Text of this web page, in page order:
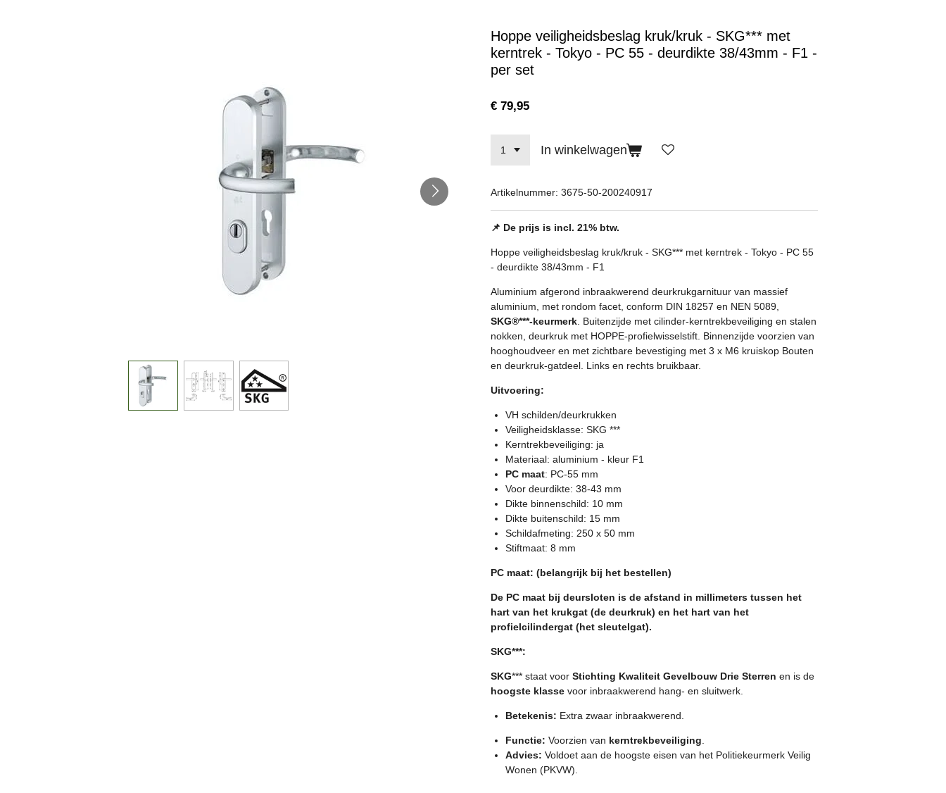
Hoppe veiligheidsbeslag kruk/kruk - SKG*** met
kerntrek - Tokyo - PC 55 - deurdikte 38/43mm - F1 -
per set
€ 79,95
In winkelwagen
Artikelnummer: 3675-50-200240917
📌 De prijs is incl. 21% btw.
Hoppe veiligheidsbeslag kruk/kruk - SKG*** met kerntrek - Tokyo - PC 55
- deurdikte 38/43mm - F1
Aluminium afgerond inbraakwerend deurkrukgarnituur van massief
aluminium, met rondom facet, conform DIN 18257 en NEN 5089,
SKG®***-keurmerk . Buitenzijde met cilinder-kerntrekbeveiliging en stalen
nokken, deurkruk met HOPPE-profielwisselstift. Binnenzijde voorzien van
hooghoudveer en met zichtbare bevestiging met 3 x M6 kruiskop Bouten
en deurkruk-gatdeel. Links en rechts bruikbaar.
Uitvoering:
VH schilden/deurkrukken
Veiligheidsklasse: SKG ***
Kerntrekbeveiliging: ja
Materiaal: aluminium - kleur F1
PC maat: PC-55 mm
Voor deurdikte: 38-43 mm
Dikte binnenschild: 10 mm
Dikte buitenschild: 15 mm
Schildafmeting: 250 x 50 mm
Stiftmaat: 8 mm
PC maat: (belangrijk bij het bestellen)
De PC maat bij deursloten is de afstand in millimeters tussen het
hart van het krukgat (de deurkruk) en het hart van het
profielcilindergat (het sleutelgat).
SKG***:
SKG*** staat voor Stichting Kwaliteit Gevelbouw Drie Sterren en is de
hoogste klasse voor inbraakwerend hang- en sluitwerk.
Betekenis: Extra zwaar inbraakwerend.
Functie: Voorzien van kerntrekbeveiliging
Advies: Voldoet aan de hoogste eisen van het Politiekeurmerk Veilig
Wonen (PKVW).